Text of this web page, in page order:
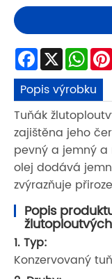
Facebook
X
Popis výrobku
Tuňák
zajištěna jeho
pevný a jemný a
olej dodává
zvýrazňuje
Popis
1. Typ:
Konzervovaný